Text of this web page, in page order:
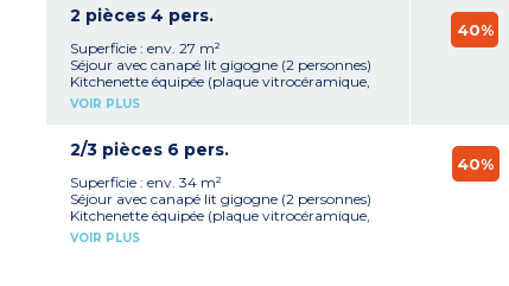
2 pièces 4 pers.
Superficie : env. 27 m²
Séjour avec canapé lit gigogne (2 personnes)
Kitchenette équipée (plaque vitrocéramique,
lave-vaisselle, micro-ondes, réfrigérateur,
Salle de bains avec WC
Terrasse ou balcon avec salon de jardin
VOIR PLUS
40%
2/3 pièces 6 pers.
Superficie : env. 34 m²
Séjour avec canapé lit gigogne (2 personnes)
Kitchenette équipée (plaque vitrocéramique,
lave-vaisselle, micro-ondes, réfrigérateur,
VOIR PLUS
40%